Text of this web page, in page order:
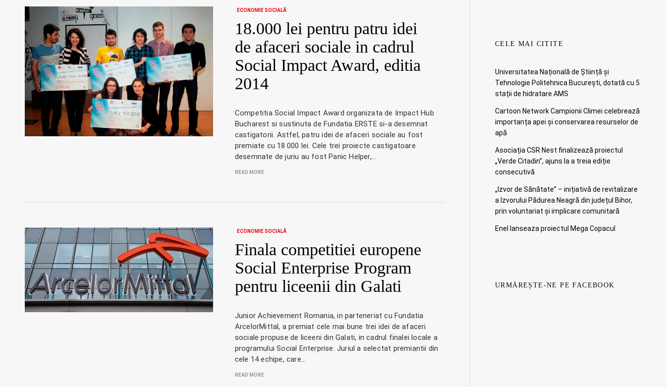
ECONOMIE SOCIALĂ
18.000 lei pentru patru idei
de afaceri sociale in cadrul
Social Impact Award, editia
2014
Competitia Social Impact Award organizata de Impact Hub
Bucharest si sustinuta de Fundatia ERSTE si-a desemnat
castigatorii. Astfel, patru idei de afaceri sociale au fost
premiate cu 18.000 lei. Cele trei proiecte castigatoare
desemnate de juriu au fost Panic Helper,…
READ MORE
ECONOMIE SOCIALĂ
Finala competitiei europene
Social Enterprise Program
pentru liceenii din Galati
Junior Achievement Romania, in parteneriat cu Fundatia
ArcelorMittal, a premiat cele mai bune trei idei de afaceri
sociale propuse de liceeni din Galati, in cadrul finalei locale a
programului Social Enterprise. Juriul a selectat premiantii din
cele 14 echipe, care…
READ MORE
CELE MAI CITITE
Universitatea Națională de Știință și
Tehnologie Politehnica București, dotată cu 5
stații de hidratare AMS
Cartoon Network Campionii Climei celebrează
importanța apei și conservarea resurselor de
apă
Asociația CSR Nest finalizează proiectul
„Verde Citadin”, ajuns la a treia ediție
consecutivă
„Izvor de Sănătate” – inițiativă de revitalizare
a Izvorului Pădurea Neagră din județul Bihor,
prin voluntariat și implicare comunitară
Enel lanseaza proiectul Mega Copacul
URMĂREȘTE-NE PE FACEBOOK